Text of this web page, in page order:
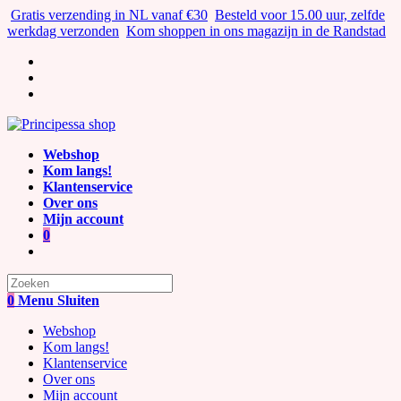
Ga
naar
Gratis verzending in NL vanaf €30 Besteld voor 15.00 uur, zelfde
werkdag verzonden Kom shoppen in ons magazijn in de Randstad
Webshop
Kom langs!
Klantenservice
Over ons
Mijn account
0
Zoek
naar:
0 Menu Sluiten
Webshop
Kom langs!
Klantenservice
Over ons
Mijn account